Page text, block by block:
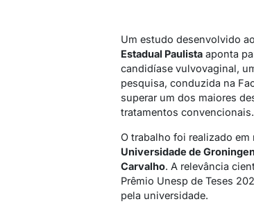
Um estudo desenvolvido
Estadual Paulista aponta
candidíase vulvovaginal,
pesquisa, conduzida na
superar um dos maiores
tratamentos convencionais.
O trabalho foi realizado
Universidade de
Carvalho. A relevância
Prêmio Unesp de Teses
pela universidade.